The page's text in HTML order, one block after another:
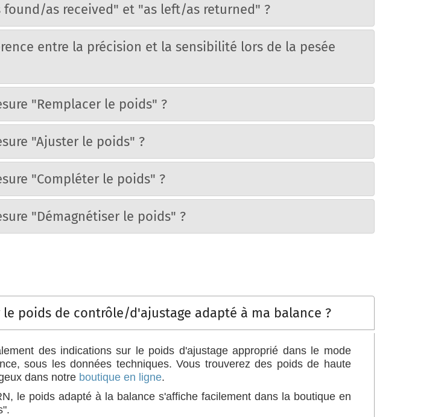
found/as received" et "as left/as returned" ?
entre la précision et la sensibilité lors de la pesée
"Remplacer le poids" ?
"Ajuster le poids" ?
"Compléter le poids" ?
"Démagnétiser le poids" ?
poids de contrôle/d'ajustage adapté à ma balance ?
des indications sur le poids d'ajustage approprié dans le mode
sous les données techniques. Vous trouverez des poids de haute
dans notre boutique en ligne.
le poids adapté à la balance s'affiche facilement dans la boutique en